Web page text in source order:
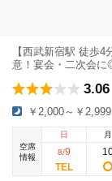
【西武新宿駅 徒歩
意！宴会・二次会
3.06
￥2,000～￥2,999
空席
情報
日
8/9
月